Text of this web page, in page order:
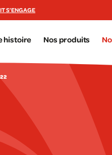
S’ENGAGE
histoire Nos produits